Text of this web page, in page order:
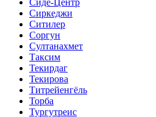
Сиркеджи
Ситилер
Соргун
Султанахмет
Таксим
Текирдаг
Текирова
Титрейенгёль
Торба
Тургутреис